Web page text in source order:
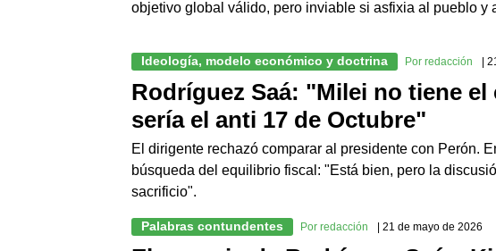
objetivo global válido, pero inviable si asfixia al pueblo y
Ideología, modelo económico y doctrina Por redacción |
Rodríguez Saá: "Milei no tiene
sería el anti 17 de Octubre"
El dirigente rechazó comparar al presidente con Perón.
búsqueda del equilibrio fiscal: "Está bien, pero la
sacrificio".
Palabras contundentes Por redacción | 21 de mayo de 2026